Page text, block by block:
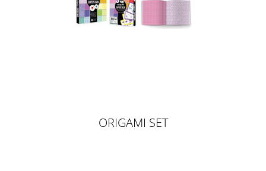
ORIGAMI SET